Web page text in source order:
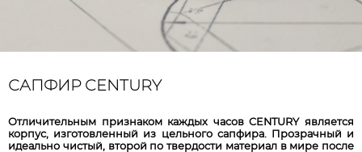
САПФИР CENTURY
От­ли­чи­тель­ным приз­на­ком каж­дых ча­сов CENTURY яв­ля­ет­ся
кор­пус, из­го­тов­лен­ный из цель­но­го сап­фи­ра. Про­зрач­ный и
иде­аль­но чис­тый, вто­рой по твер­до­сти ма­те­ри­ал в ми­ре пос­ле